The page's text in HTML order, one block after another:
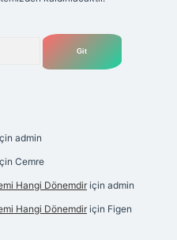
admin
Cemre
Hangi Dönemdir için admin
Hangi Dönemdir için Figen